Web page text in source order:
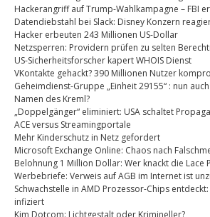
Hackerangriff auf Trump-Wahlkampagne – FBI
Datendiebstahl bei Slack: Disney Konzern
Hacker erbeuten 243 Millionen US-Dollar
Netzsperren: Providern prüfen zu selten
US-Sicherheitsforscher kapert WHOIS Dienst
VKontakte gehackt? 390 Millionen Nutzer
Geheimdienst-Gruppe „Einheit 29155“ : nun
Namen des Kreml?
„Doppelgänger“ eliminiert: USA schaltet
ACE versus Streamingportale
Mehr Kinderschutz in Netz gefordert
Microsoft Exchange Online: Chaos nach
Belohnung 1 Million Dollar: Wer knackt die Lace
Werbebriefe: Verweis auf AGB im Internet ist
Schwachstelle in AMD Prozessor-Chips
infiziert
Kim Dotcom: Lichtgestalt oder Krimineller?